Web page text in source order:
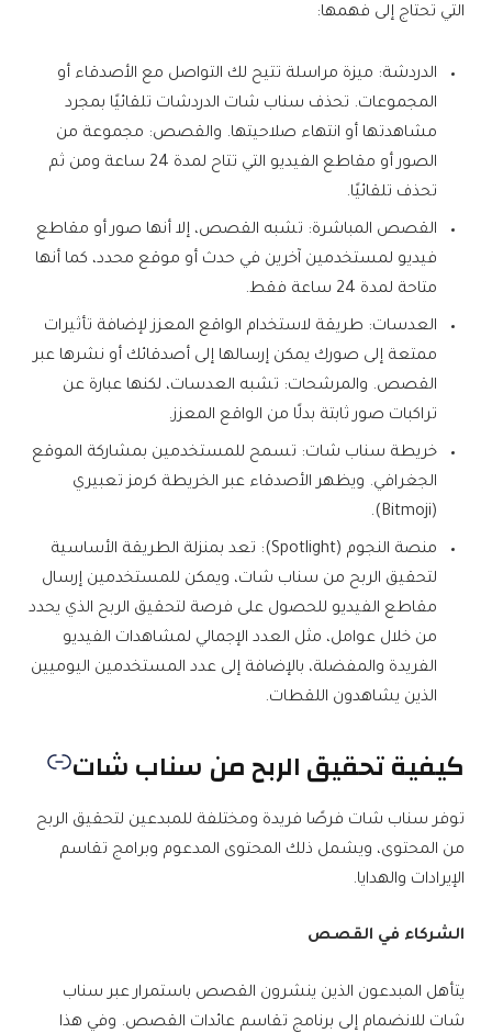
التي تحتاج إلى فهمها:
الدردشة: ميزة مراسلة تتيح لك التواصل مع الأصدقاء أو
المجموعات. تحذف سناب شات الدردشات تلقائيًا بمجرد
مشاهدتها أو انتهاء صلاحيتها. والقصص: مجموعة من
الصور أو مقاطع الفيديو التي تتاح لمدة 24 ساعة ومن ثم
تحذف تلقائيًا.
القصص المباشرة: تشبه القصص، إلا أنها صور أو مقاطع
فيديو لمستخدمين آخرين في حدث أو موقع محدد، كما أنها
متاحة لمدة 24 ساعة فقط.
العدسات: طريقة لاستخدام الواقع المعزز لإضافة تأثيرات
ممتعة إلى صورك يمكن إرسالها إلى أصدقائك أو نشرها عبر
القصص. والمرشحات: تشبه العدسات، لكنها عبارة عن
تراكبات صور ثابتة بدلًا من الواقع المعزز.
خريطة سناب شات: تسمح للمستخدمين بمشاركة الموقع
الجغرافي. ويظهر الأصدقاء عبر الخريطة كرمز تعبيري
(Bitmoji).
منصة النجوم (Spotlight): تعد بمنزلة الطريقة الأساسية
لتحقيق الربح من سناب شات، ويمكن للمستخدمين إرسال
مقاطع الفيديو للحصول على فرصة لتحقيق الربح الذي يحدد
من خلال عوامل، مثل العدد الإجمالي لمشاهدات الفيديو
الفريدة والمفضلة، بالإضافة إلى عدد المستخدمين اليوميين
الذين يشاهدون اللقطات.
كيفية تحقيق الربح من سناب شات
توفر سناب شات فرصًا فريدة ومختلفة للمبدعين لتحقيق الربح
من المحتوى، ويشمل ذلك المحتوى المدعوم وبرامج تقاسم
الإيرادات والهدايا.
الشركاء في القصص
يتأهل المبدعون الذين ينشرون القصص باستمرار عبر سناب
شات للانضمام إلى برنامج تقاسم عائدات القصص. وفي هذا